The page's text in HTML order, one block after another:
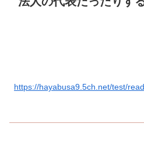
https://hayabusa9.5ch.net/test/